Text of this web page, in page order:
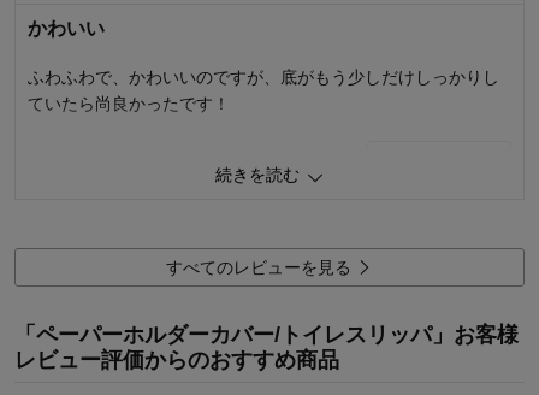
パステルカラーでふわふわ、と女性的な要素のある商品なの
で、サイズも女性向けに小さめを用意してもらえたらいいで
す。
2.0
デザイン・色
3.0
購入商品： ベージュ
購入のきっかけ： 買い替え、ネットで見つけて
商品を使う人：
自分
かわいい
ふわふわで、かわいいのですが、底がもう少しだけしっかりし
ていたら尚良かったです！
使用感・使いやすさ
4.0
デザイン・色
5.0
購入商品： パープル
続きを読む
すべてのレビューを見る
「ペーパーホルダーカバー/トイレスリッパ」お客様
レビュー評価からのおすすめ商品